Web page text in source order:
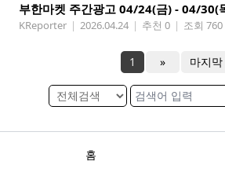
부한마켓 주간광고 04/24(금) - 04/30(
KReporter | 2026.04.24 | 추천 0 | 조회 760
1 » 마지막
홈